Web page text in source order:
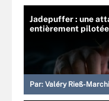
Jadepuffer : une
entièrement
Par: Valéry Rieß-